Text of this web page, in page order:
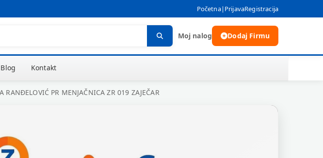
Početna| PrijavaRegistracija
Moj nalog Dodaj Firmu
Blog Kontakt
RANĐELOVIĆ PR MENJAČNICA ZR 019 ZAJEČAR